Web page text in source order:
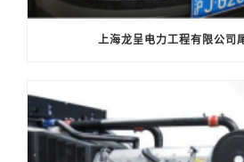
上海龙呈电力工程有限公司